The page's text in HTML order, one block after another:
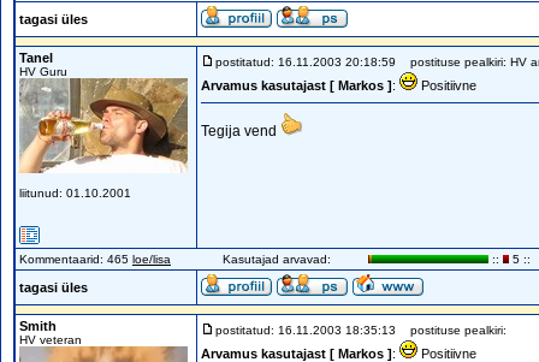
tagasi üles
Tanel
HV Guru
liitunud: 01.10.2001
postitatud: 16.11.2003 20:18:59 postituse pealkiri: HV
Arvamus kasutajast [ Markos ]: Positiivne
Tegija vend
Kommentaarid: 465 loe/lisa Kasutajad arvavad: :: 5 ::
tagasi üles
Smith
HV veteran
postitatud: 16.11.2003 18:35:13 postituse pealkiri:
Arvamus kasutajast [ Markos ]: Positiivne